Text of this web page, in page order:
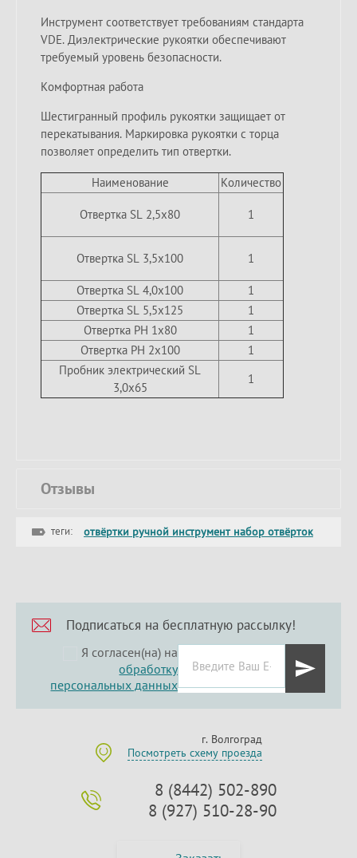
Инструмент соответствует требованиям стандарта
VDE. Диэлектрические рукоятки обеспечивают
требуемый уровень безопасности.
Комфортная работа
Шестигранный профиль рукоятки защищает от
перекатывания. Маркировка рукоятки с торца
позволяет определить тип отвертки.
Наименование Количество
Отвертка SL 2,5х80 1
Отвертка SL 3,5х100 1
Отвертка SL 4,0х100
1
Отвертка SL 5,5х125
1
Отвертка PH 1х80
1
Отвертка PH 2х100
1
Пробник электрический SL
3,0х65
1
Отзывы
теги: отвёртки ручной инструмент набор отвёрток
Подписаться на бесплатную рассылку!
Я согласен(на) на
обработку
персональных данных
г. Волгоград
Посмотреть схему проезда
8 (8442) 502-890
8 (927) 510-28-90